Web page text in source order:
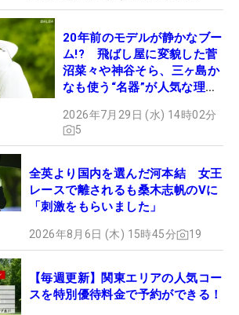
20年前のモデルが静かなブー
ム!? 飛ばし屋に変貌した菅
沼菜々や神谷そら、三ヶ島か
なも使う“名器”が人気な理由
ギア”】
2026年7月29日 (水) 14時02分
5
全英より国内を選んだ河本結 女王
レースで離されるも桑木志帆のVに
「刺激をもらいました」
2026年8月6日 (木) 15時45分 19
【毎週更新】関東エリアの人気コー
スを特別優待料金で予約ができる！